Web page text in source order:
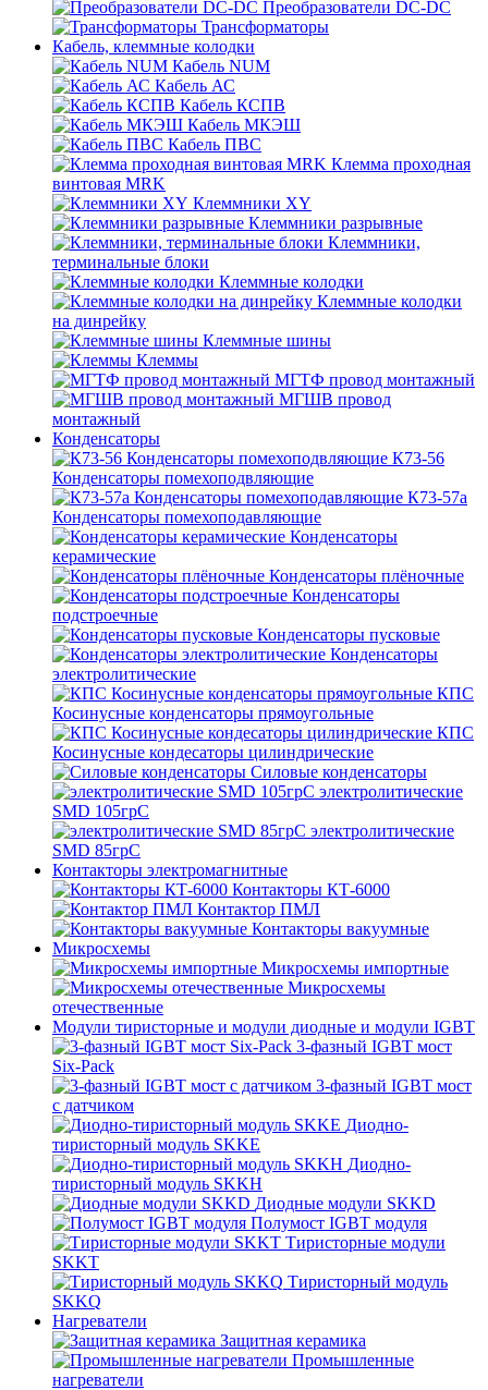
Преобразователи DC-DC
Трансформаторы
Кабель, клеммные колодки
Кабель NUM
Кабель АС
Кабель КСПВ
Кабель МКЭШ
Кабель ПВС
Клемма проходная
винтовая MRK
Клеммники XY
Клеммники разрывные
Клеммники,
терминальные блоки
Клеммные колодки
Клеммные колодки
на динрейку
Клеммные шины
Клеммы
МГТФ провод монтажный
МГШВ провод
монтажный
Конденсаторы
К73-56
Конденсаторы помехоподвляющие
К73-57а
Конденсаторы помехоподавляющие
Конденсаторы
керамические
Конденсаторы плёночные
Конденсаторы
подстроечные
Конденсаторы пусковые
Конденсаторы
электролитические
КПС
Косинусные конденсаторы прямоугольные
КПС
Косинусные кондесаторы цилиндрические
Силовые конденсаторы
электролитические
SMD 105грС
электролитические
SMD 85грС
Контакторы электромагнитные
Контакторы КТ-6000
Контактор ПМЛ
Контакторы вакуумные
Микросхемы
Микросхемы импортные
Микросхемы
отечественные
Модули тиристорные и модули диодные и модули IGBT
3-фазный IGBT мост
Six-Pack
3-фазный IGBT мост
с датчиком
Диодно-
тиристорный модуль SKKE
Диодно-
тиристорный модуль SKKH
Диодные модули SKKD
Полумост IGBT модуля
Тиристорные модули
SKKT
Тиристорный модуль
SKKQ
Нагреватели
Защитная керамика
Промышленные
нагреватели